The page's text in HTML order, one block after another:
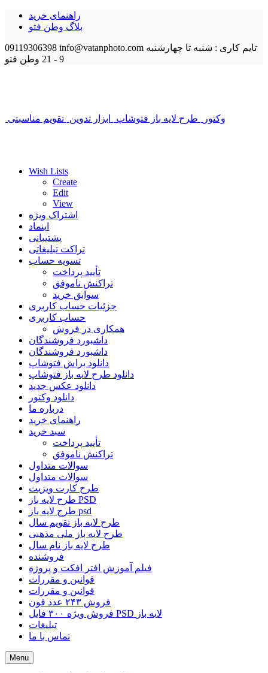
راهنمای خرید
بلاگ وطن فتو
09119306398 info@vatanphoto.com تایم کاری : شنبه تا چهارشنبه
9 - 21
وطن فتو
وکتور طرح لایه باز فتوشاپ ابزار تدوین تقویم مناسبتی
Wish Lists
Create
Edit
View
اشتراک ویژه
اینماد
پشتیبانی
تراکت تبلیغاتی
تسویه حساب
تأیید پرداخت
تراکنش ناموفق
سوابق خرید
جزئیات حساب کاربری
حساب کاربری
همکاری در فروش
داشبورد فروشندگان
داشبورد فروشندگان
دانلود براش فتوشاپ
دانلود طرح لایه باز فتوشاپ
دانلود عکس جدید
دانلود وکتور
درباره ما
راهنمای خرید
سبد خرید
تأیید پرداخت
تراکنش ناموفق
سوالات متداول
سوالات متداول
طرح کارت ویزیت
طرح لایه باز PSD
طرح لایه باز psd
طرح لایه باز تقویم سال
طرح لایه باز ملی مذهبی
طرح لایه باز نام سال
فروشنده
فیلم آموزش افتر افکت و پروژه
قوانین و مقررات
قوانین و مقررات
فروش ۲۴۳ عدد فون
فروش ویژه ۳۰۰ فایل PSD لایه باز
تبلیغات
تماس با ما
Menu